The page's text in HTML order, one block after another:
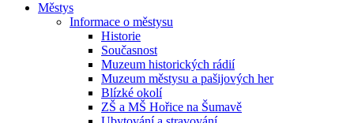
Městys
Informace o městysu
Historie
Současnost
Muzeum historických rádií
Muzeum městysu a pašijových her
Blízké okolí
ZŠ a MŠ Hořice na Šumavě